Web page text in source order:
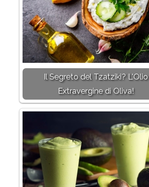
Il Segreto del Tzatziki? L'Olio
Extravergine di Oliva!